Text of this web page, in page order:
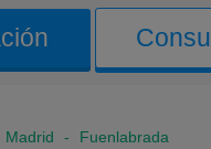
Madrid - Fuenlabrada